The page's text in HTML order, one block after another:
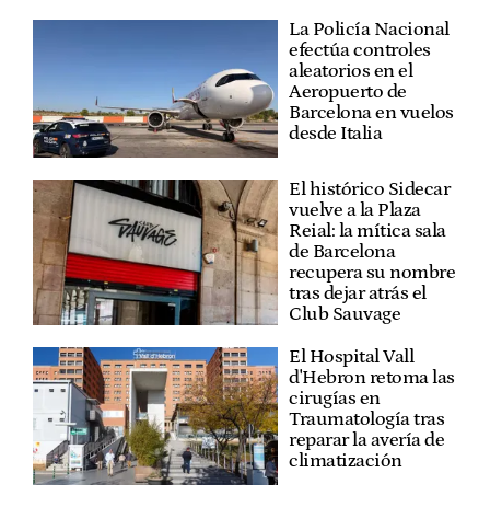
La Policía Nacional
efectúa controles
aleatorios en el
Aeropuerto de
Barcelona en vuelos
desde Italia
El histórico Sidecar
vuelve a la Plaza
Reial: la mítica sala
de Barcelona
recupera su nombre
tras dejar atrás el
Club Sauvage
El Hospital Vall
d'Hebron retoma las
cirugías en
Traumatología tras
reparar la avería de
climatización